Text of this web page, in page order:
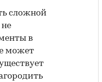
сложной
в
может